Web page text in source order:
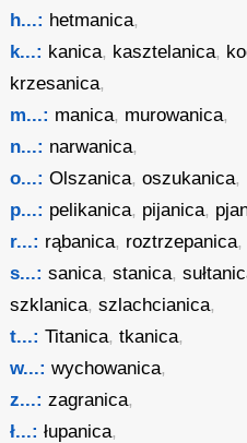
h...: hetmanica,
k...: kanica, kasztelanica,
krzesanica,
m...: manica, murowanica,
n...: narwanica,
o...: Olszanica,oszukanica,
p...: pelikanica, pijanica,
r...: rąbanica, roztrzepanica,
s...: sanica,stanica,
szklanica,szlachcianica,
t...: Titanica,tkanica,
w...: wychowanica,
z...: zagranica,
ł...: łupanica,